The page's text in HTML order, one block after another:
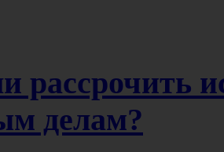
рассрочить
делам?